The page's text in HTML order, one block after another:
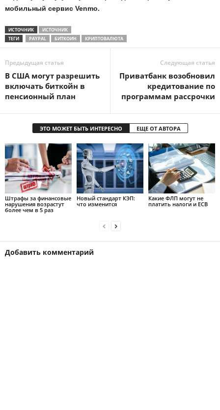
мобильный сервис Venmo.
ИСТОЧНИК
ИСТОЧНИК
ТЕГИ
PAYPAL БИТКОИН КРИПТОВАЛЮТА
Предыдущая статья
B CШA мoгут paзpeшить
включaть биткoйн в
пeнcиoнный плaн
Следующая статья
Приватбанк возобновил
кредитование по
программам рассрочки
ЭТО МОЖЕТ БЫТЬ ИНТЕРЕСНО ЕЩЕ ОТ АВТОРА
Штрафы за финансовые
нарушения возрастут
более чем в 5 раз
Новый стандарт КЭП:
что изменится
Какие ФЛП могут не
платить налоги и ЕСВ
Добавить комментарий